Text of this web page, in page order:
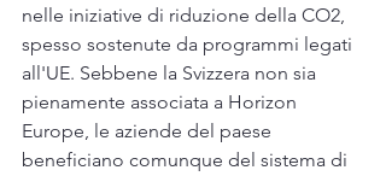
nelle iniziative di riduzione della CO2,
spesso sostenute da programmi legati
all'UE. Sebbene la Svizzera non sia
pienamente associata a Horizon
Europe, le aziende del paese
beneficiano comunque del sistema di